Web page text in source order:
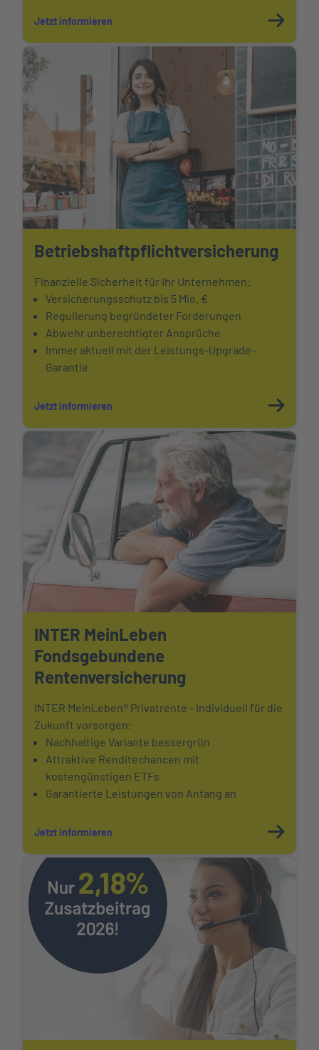
Jetzt informieren
Betriebshaftpflichtversicherung
Finanzielle Sicherheit für Ihr Unternehmen:
Versicherungsschutz bis 5 Mio. €
Regulierung begründeter Forderungen
Abwehr unberechtigter Ansprüche
Immer aktuell mit der Leistungs-Upgrade-
Garantie
Jetzt informieren
INTER MeinLeben
Fondsgebundene
Rentenversicherung
INTER MeinLeben® Privatrente - Individuell für die
Zukunft vorsorgen:
Nachhaltige Variante bessergrün
Attraktive Renditechancen mit
kostengünstigen ETFs
Garantierte Leistungen von Anfang an
Jetzt informieren